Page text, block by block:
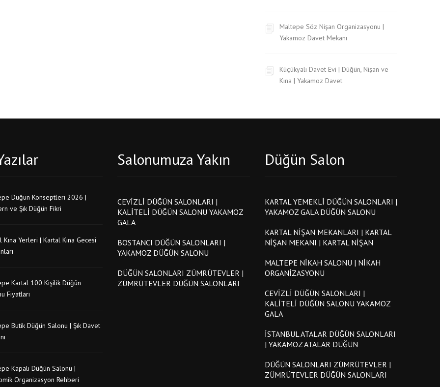
Maltepe Söz Nişan Organizasyonu |
Yakamoz Davet Mekanı
Küçükyalı Davet Evi | Düğün, Nişan ve
Kına | Yakamoz Davet
Düğün Konseptleri 2026 |
ve Şık Düğün Fikri
Kına Yerleri | Kartal Kına Gecesi
Kartal 100 Kişilik Düğün
Fiyatları
Butik Düğün Salonu | Şık Davet
Kapalı Düğün Salonu |
Organizasyon Rehberi
Salonumuza Yakın
CEVIZLI DÜĞÜN SALONLARI |
KALITELI DÜĞÜN SALONU YAKAMOZ
GALA
BOSTANCI DÜĞÜN SALONLARI |
YAKAMOZ DÜĞÜN SALONU
DÜĞÜN SALONLARI ZÜMRÜTEVLER |
ZÜMRÜTEVLER DÜĞÜN SALONLARI
Düğün Salon
KARTAL YEMEKLI DÜĞÜN SALONLARI |
YAKAMOZ GALA DÜĞÜN SALONU
KARTAL NIŞAN MEKANLARI | KARTAL
NIŞAN MEKANI | KARTAL NIŞAN
MALTEPE NIKAH SALONU | NIKAH
ORGANIZASYONU
CEVIZLI DÜĞÜN SALONLARI |
KALITELI DÜĞÜN SALONU YAKAMOZ
GALA
İSTANBUL ATALAR DÜĞÜN SALONLARI
| YAKAMOZ ATALAR DÜĞÜN
DÜĞÜN SALONLARI ZÜMRÜTEVLER |
ZÜMRÜTEVLER DÜĞÜN SALONLARI